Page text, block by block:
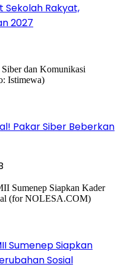
Rakyat,
2027
Pakar Siber Beberkan
Sumenep Siapkan
Sosial